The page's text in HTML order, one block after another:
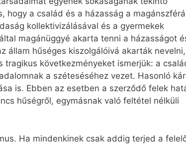
hogy a család és a házasság a
kollektivizálásával és a gyermekek
magánüggyé akarta tenni a házasságot
állam hűséges kiszolgálóivá akarták nevelni,
következményeket ismerjük: a
a széteséséhez vezet. Hasonló
is. Ebben az esetben a szerződő felek
hűségről, egymásnak való feltétel nélküli
Ha mindenkinek csak addig terjed a